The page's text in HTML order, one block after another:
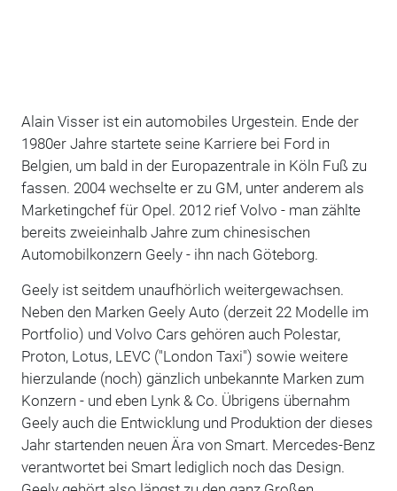
Alain Visser ist ein automobiles Urgestein. Ende der
1980er Jahre startete seine Karriere bei Ford in
Belgien, um bald in der Europazentrale in Köln Fuß zu
fassen. 2004 wechselte er zu GM, unter anderem als
Marketingchef für Opel. 2012 rief Volvo - man zählte
bereits zweieinhalb Jahre zum chinesischen
Automobilkonzern Geely - ihn nach Göteborg.
Geely ist seitdem unaufhörlich weitergewachsen.
Neben den Marken Geely Auto (derzeit 22 Modelle im
Portfolio) und Volvo Cars gehören auch Polestar,
Proton, Lotus, LEVC ("London Taxi") sowie weitere
hierzulande (noch) gänzlich unbekannte Marken zum
Konzern - und eben Lynk & Co. Übrigens übernahm
Geely auch die Entwicklung und Produktion der dieses
Jahr startenden neuen Ära von Smart. Mercedes-Benz
verantwortet bei Smart lediglich noch das Design.